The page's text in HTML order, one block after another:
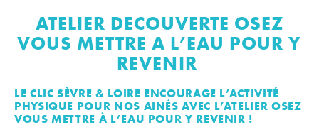
ATELIER DECOUVERTE OSEZ
VOUS METTRE A L’EAU POUR Y
REVENIR
LE CLIC SÈVRE & LOIRE ENCOURAGE L’ACTIVITÉ
PHYSIQUE POUR NOS AINÉS AVEC L’ATELIER OSEZ
VOUS METTRE À L’EAU POUR Y REVENIR !